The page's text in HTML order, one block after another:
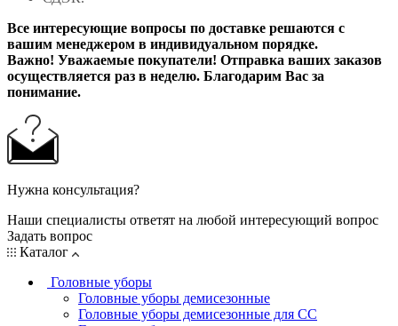
Все интересующие вопросы по доставке решаются с
вашим менеджером в индивидуальном порядке.
Важно! Уважаемые покупатели! Отправка ваших заказов
осуществляется раз в неделю. Благодарим Вас за
понимание.
Нужна консультация?
Наши специалисты ответят на любой интересующий вопрос
Задать вопрос
Каталог
Головные уборы
Головные уборы демисезонные
Головные уборы демисезонные для СС